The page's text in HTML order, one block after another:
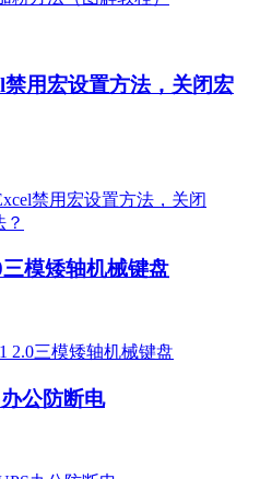
用宏设置方法，关闭宏
模矮轴机械键盘
公防断电